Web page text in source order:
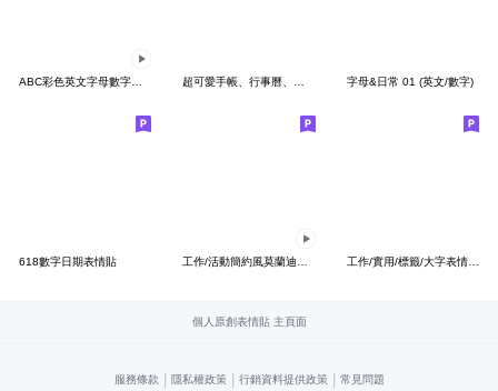
ABC彩色英文字母數字動態表情貼 超可愛手帳、行事曆、日記本、手寫標籤貼6 字母&日常 01 (英文/數字)
618數字日期表情貼 工作/實用/標籤/大字表情貼 2.0
個人原創表情貼 主頁面
服務條款 隱私權政策 行銷資料提供政策 常見問題